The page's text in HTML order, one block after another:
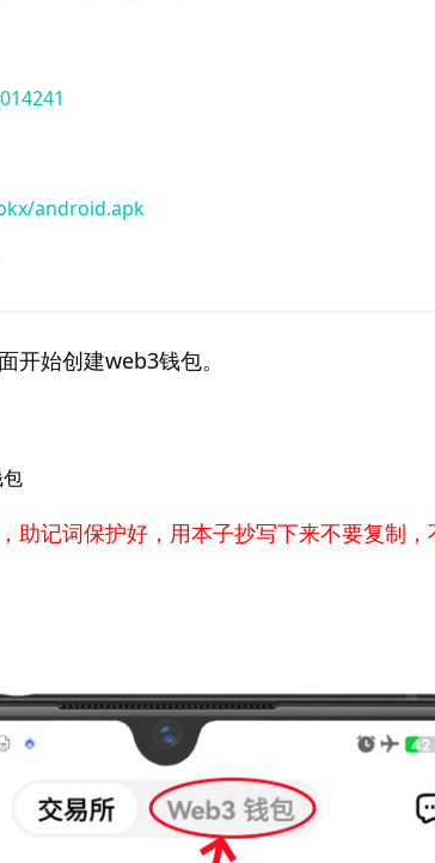
android.apk
开始创建web3钱包。
助记词保护好，用本子抄写下来不要复制